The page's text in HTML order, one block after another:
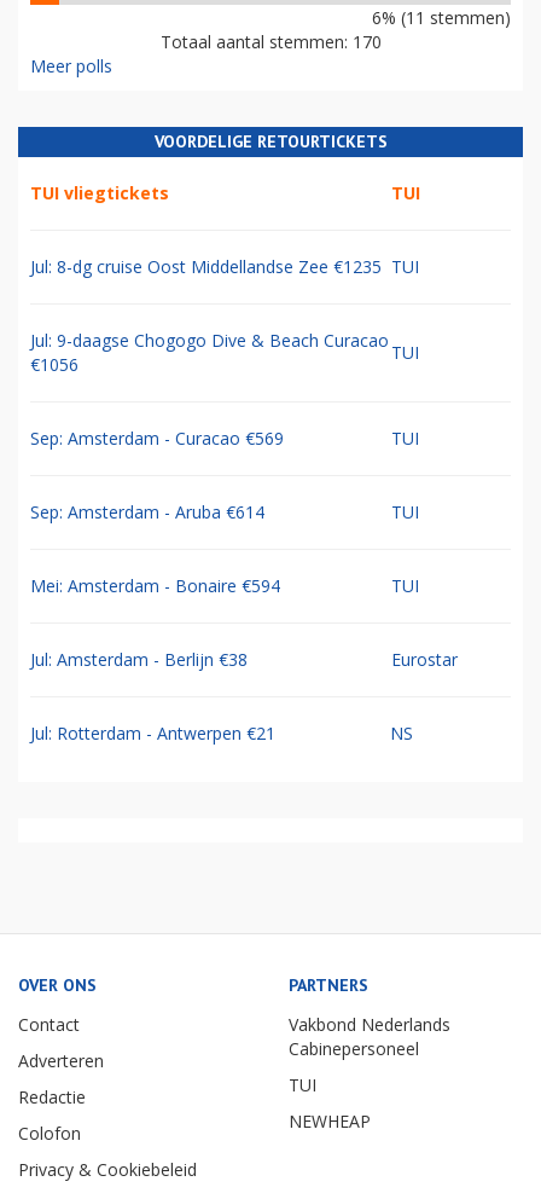
6% (11 stemmen)
Totaal aantal stemmen: 170
Meer polls
VOORDELIGE RETOURTICKETS
TUI vliegtickets TUI
Jul: 8-dg cruise Oost Middellandse Zee €1235 TUI
Jul: 9-daagse Chogogo Dive & Beach Curacao
€1056
TUI
Sep: Amsterdam - Curacao €569 TUI
Sep: Amsterdam - Aruba €614 TUI
Mei: Amsterdam - Bonaire €594 TUI
Jul: Amsterdam - Berlijn €38 Eurostar
Jul: Rotterdam - Antwerpen €21 NS
OVER ONS
Contact
Adverteren
Redactie
Colofon
Privacy & Cookiebeleid
PARTNERS
Vakbond Nederlands
Cabinepersoneel
TUI
NEWHEAP